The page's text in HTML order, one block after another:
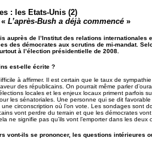
: les Etats-Unis (2)
L’après-Bush a déjà commencé »
auprès de l’Institut des relations internationales
des démocrates aux scrutins de mi-mandat.
à l’élection présidentielle de 2008.
est-elle écrite ?
à affirmer. Il est certain que le taux de
des républicains. On pourrait même parler
locales et les enjeux locaux priment parfois
les sénatoriales. Une personne qui se dit
circonscription où l’on vote. Les sondages sont
vont perdre du terrain et que les démocrates vont
ne signifie pas qu’ils vont l’emporter dans les deux
vont-ils se prononcer, les questions intérieures